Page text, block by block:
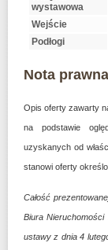
wystawowa
Wejście
Podłogi
Nota prawna
Opis oferty zawarty
na podstawie
uzyskanych od
stanowi oferty
Całość
Biura
ustawy z dnia 4